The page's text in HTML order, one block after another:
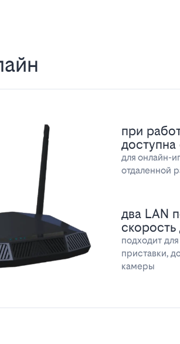
при
доступна
для онлайн-
отдаленной
два LAN
скорость
подходит
приставки,
камеры